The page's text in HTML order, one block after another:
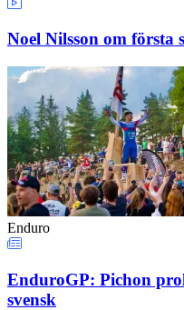
Noel Nilsson om första
Enduro
EnduroGP: Pichon
svensk